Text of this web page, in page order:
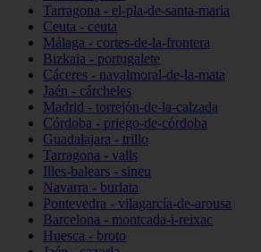
Tarragona - el-pla-de-santa-maria
Ceuta - ceuta
Málaga - cortes-de-la-frontera
Bizkaia - portugalete
Cáceres - navalmoral-de-la-mata
Jaén - cárcheles
Madrid - torrejón-de-la-calzada
Córdoba - priego-de-córdoba
Guadalajara - trillo
Tarragona - valls
Illes-balears - sineu
Navarra - burlata
Pontevedra - vilagarcía-de-arousa
Barcelona - montcada-i-reixac
Huesca - broto